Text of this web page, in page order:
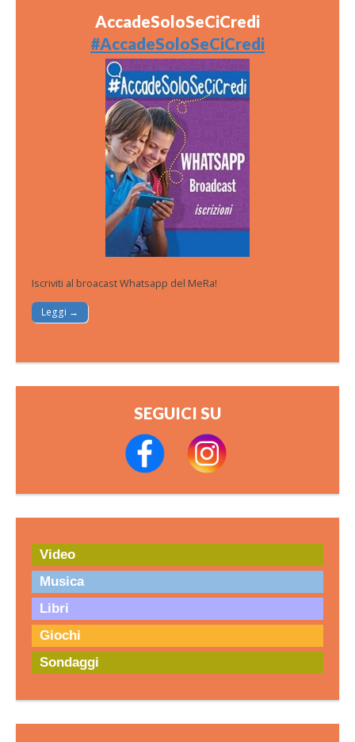
AccadeSoloSeCiCredi
#AccadeSoloSeCiCredi
Iscriviti al broacast Whatsapp del MeRa!
Leggi →
SEGUICI SU
Video
Musica
Libri
Giochi
Sondaggi